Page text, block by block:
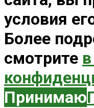
условия
Более
смотрите
Принимаю